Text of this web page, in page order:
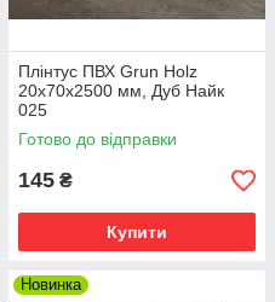
Плінтус ПВХ Grun Holz
20x70x2500 мм, Дуб Найк
025
Готово до відправки
145 ₴
Купити
Новинка